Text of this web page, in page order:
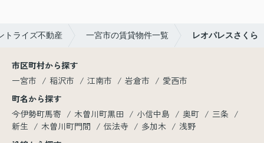
トライズ不動産 一宮市の賃貸物件一覧 レオパレスさくら
市区町村から探す
一宮市
稲沢市 江南市 岩倉市
愛西市
町名から探す
今伊勢町馬寄
木曽川町黒田 小信中島 奥町
三条
新生
木曽川町門間 伝法寺 多加木
浅野